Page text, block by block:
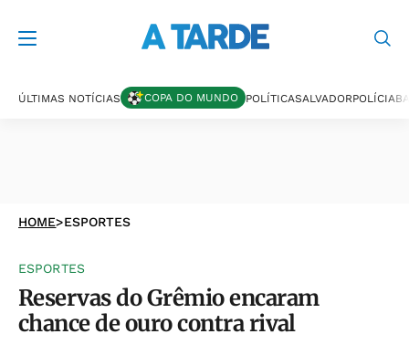
ÚLTIMAS NOTÍCIAS COPA DO MUNDO POLÍTICASALVADORPOLÍCIA
HOME>ESPORTES
ESPORTES
Reservas do Grêmio encaram
chance de ouro contra rival